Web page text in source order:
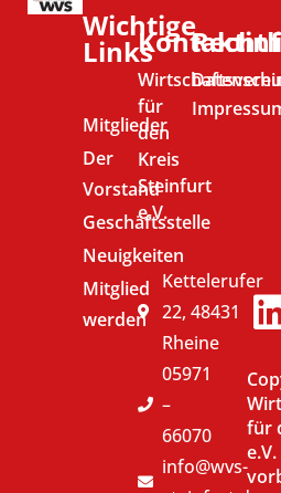
Wichtige
Links
Mitglieder
Der
Vorstand
Geschäftsstelle
Neuigkeiten
Mitglied
werden
für
den
Kreis
Steinfurt
e.V.
Kettelerufer
22, 48431
Rheine
05971
–
66070
info@wvs-
für